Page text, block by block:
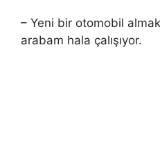
– Yeni bir otomobil
arabam hala çalışıyor.